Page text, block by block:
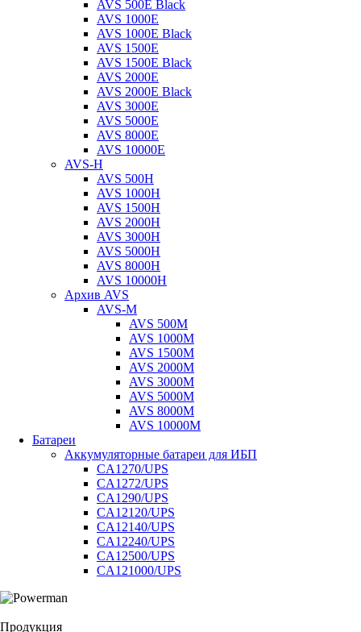
AVS 500E Black
AVS 1000E
AVS 1000E Black
AVS 1500E
AVS 1500E Black
AVS 2000E
AVS 2000E Black
AVS 3000E
AVS 5000E
AVS 8000E
AVS 10000E
AVS-H
AVS 500H
AVS 1000H
AVS 1500H
AVS 2000H
AVS 3000H
AVS 5000H
AVS 8000H
AVS 10000H
Архив AVS
AVS-M
AVS 500M
AVS 1000M
AVS 1500M
AVS 2000M
AVS 3000M
AVS 5000M
AVS 8000M
AVS 10000M
Батареи
Аккумуляторные батареи для ИБП
CA1270/UPS
CA1272/UPS
CA1290/UPS
CA12120/UPS
CA12140/UPS
CA12240/UPS
CA12500/UPS
CA121000/UPS
Продукция